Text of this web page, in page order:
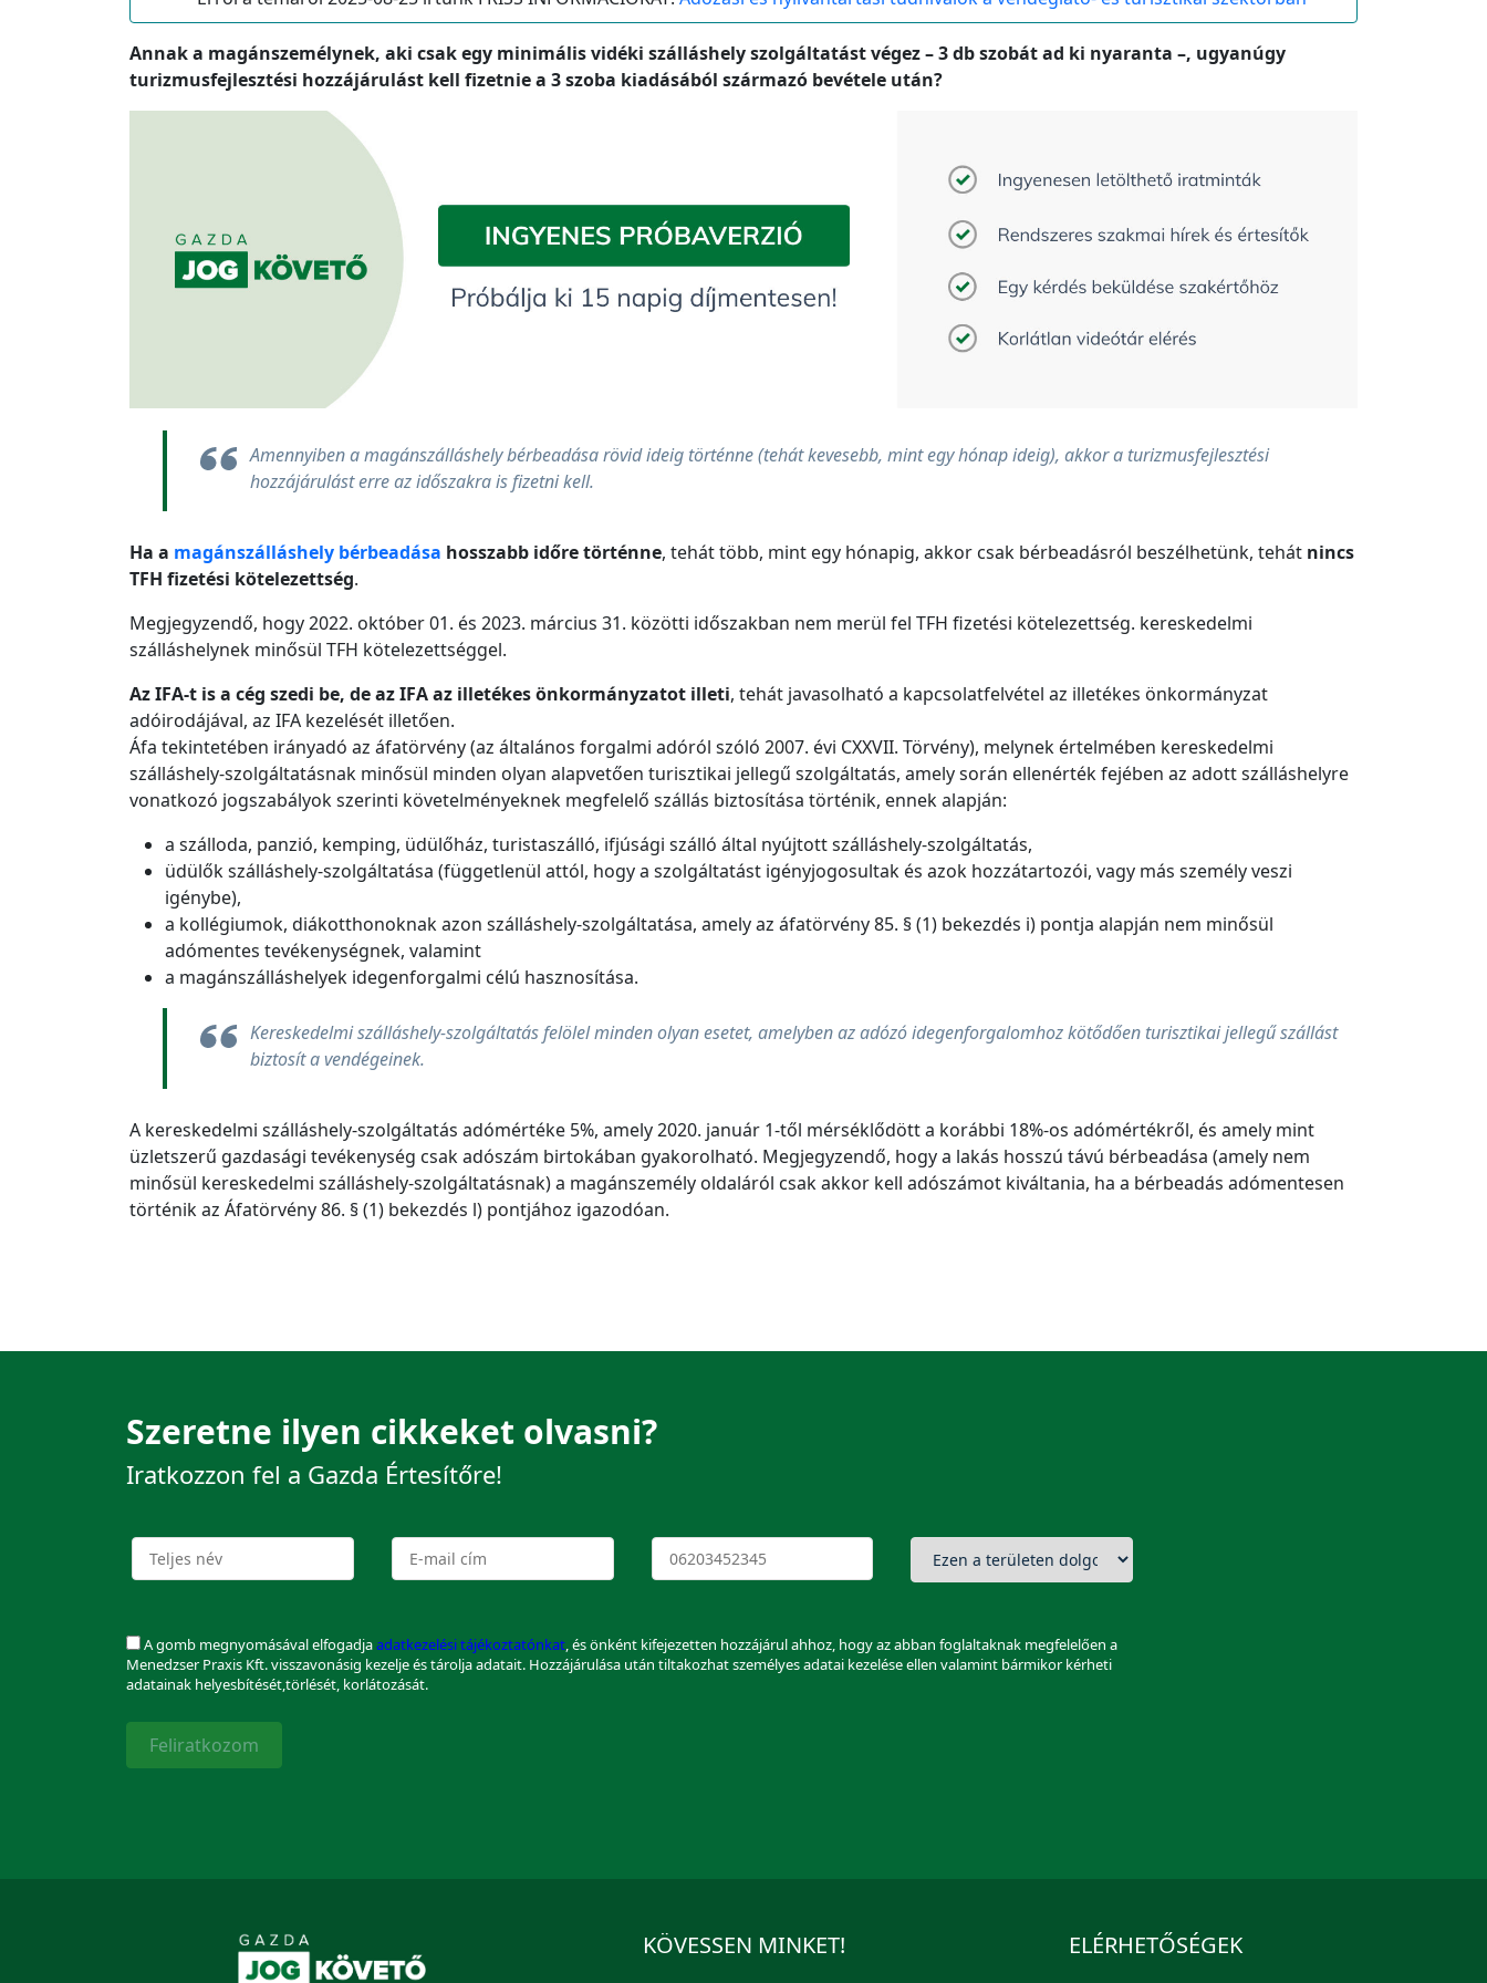
Annak a magánszemélynek, aki csak egy minimális vidéki szálláshely szolgáltatást végez – 3 db szobát ad ki nyaranta –, ugyanúgy
turizmusfejlesztési hozzájárulást kell fizetnie a 3 szoba kiadásából származó bevétele után?
Amennyiben a magánszálláshely bérbeadása rövid ideig történne (tehát kevesebb, mint egy hónap ideig), akkor a turizmusfejlesztési
hozzájárulást erre az időszakra is fizetni kell.
Ha a magánszálláshely bérbeadása hosszabb időre történne, tehát több, mint egy hónapig, akkor csak bérbeadásról beszélhetünk, tehát nincs
TFH fizetési kötelezettség.
Megjegyzendő, hogy 2022. október 01. és 2023. március 31. közötti időszakban nem merül fel TFH fizetési kötelezettség. kereskedelmi
szálláshelynek minősül TFH kötelezettséggel.
Az IFA-t is a cég szedi be, de az IFA az illetékes önkormányzatot illeti, tehát javasolható a kapcsolatfelvétel az illetékes önkormányzat
adóirodájával, az IFA kezelését illetően.
Áfa tekintetében irányadó az áfatörvény (az általános forgalmi adóról szóló 2007. évi CXXVII. Törvény), melynek értelmében kereskedelmi
szálláshely-szolgáltatásnak minősül minden olyan alapvetően turisztikai jellegű szolgáltatás, amely során ellenérték fejében az adott szálláshelyre
vonatkozó jogszabályok szerinti követelményeknek megfelelő szállás biztosítása történik, ennek alapján:
a szálloda, panzió, kemping, üdülőház, turistaszálló, ifjúsági szálló által nyújtott szálláshely-szolgáltatás,
üdülők szálláshely-szolgáltatása (függetlenül attól, hogy a szolgáltatást igényjogosultak és azok hozzátartozói, vagy más személy veszi
igénybe),
a kollégiumok, diákotthonoknak azon szálláshely-szolgáltatása, amely az áfatörvény 85. § (1) bekezdés i) pontja alapján nem minősül
adómentes tevékenységnek, valamint
a magánszálláshelyek idegenforgalmi célú hasznosítása.
Kereskedelmi szálláshely-szolgáltatás felölel minden olyan esetet, amelyben az adózó idegenforgalomhoz kötődően turisztikai jellegű szállást
biztosít a vendégeinek.
A kereskedelmi szálláshely-szolgáltatás adómértéke 5%, amely 2020. január 1-től mérséklődött a korábbi 18%-os adómértékről, és amely mint
üzletszerű gazdasági tevékenység csak adószám birtokában gyakorolható. Megjegyzendő, hogy a lakás hosszú távú bérbeadása (amely nem
minősül kereskedelmi szálláshely-szolgáltatásnak) a magánszemély oldaláról csak akkor kell adószámot kiváltania, ha a bérbeadás adómentesen
történik az Áfatörvény 86. § (1) bekezdés l) pontjához igazodóan.
Szeretne ilyen cikkeket olvasni?
Iratkozzon fel a Gazda Értesítőre!
A gomb megnyomásával elfogadjaadatkezelési tájékoztatónkat, és önként kifejezetten hozzájárul ahhoz, hogy az abban foglaltaknak megfelelően a
Menedzser Praxis Kft. visszavonásig kezelje és tárolja adatait. Hozzájárulása után tiltakozhat személyes adatai kezelése ellen valamint bármikor kérheti
adatainak helyesbítését,törlését, korlátozását.
Feliratkozom
KÖVESSEN MINKET! ELÉRHETŐSÉGEK